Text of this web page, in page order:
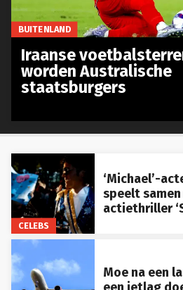
CELEBS
‘Michael’-
speelt
actiethriller
Moe na een
een jetlag
BUITENLAND
Iraanse
worden Australische
staatsburgers